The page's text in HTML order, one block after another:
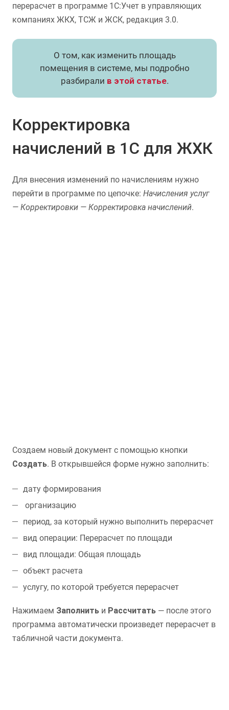
перерасчет в программе 1С:Учет в управляющих
компаниях ЖКХ, ТСЖ и ЖСК, редакция 3.0.
О том, как изменить площадь
помещения в системе, мы подробно
разбирали в этой статье.
Корректировка
начислений в 1С для ЖХК
Для внесения изменений по начислениям нужно
перейти в программе по цепочке: Начисления услуг
— Корректировки — Корректировка начислений.
Создаем новый документ с помощью кнопки
Создать. В открывшейся форме нужно заполнить:
дату формирования
организацию
период, за который нужно выполнить перерасчет
вид операции: Перерасчет по площади
вид площади: Общая площадь
объект расчета
услугу, по которой требуется перерасчет
Нажимаем Заполнить и Рассчитать — после этого
программа автоматически произведет перерасчет в
табличной части документа.